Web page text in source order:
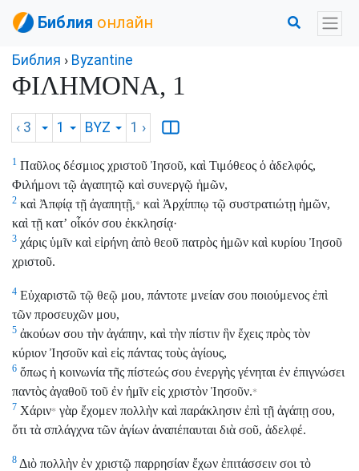
Библия онлайн
Библия › Byzantine
ΦΙΛΗΜΟΝΑ, 1
‹ 3 1 BYZ 1 ›
1 Παῦλος δέσμιος χριστοῦ Ἰησοῦ, καὶ Τιμόθεος ὁ ἀδελφός,
Φιλήμονι τῷ ἀγαπητῷ καὶ συνεργῷ ἡμῶν,
2 καὶ Ἀπφίᾳ τῇ ἀγαπητῇ,* καὶ Ἀρχίππῳ τῷ συστρατιώτῃ ἡμῶν,
καὶ τῇ κατʼ οἶκόν σου ἐκκλησίᾳ·
3 χάρις ὑμῖν καὶ εἰρήνη ἀπὸ θεοῦ πατρὸς ἡμῶν καὶ κυρίου Ἰησοῦ
χριστοῦ.
4 Εὐχαριστῶ τῷ θεῷ μου, πάντοτε μνείαν σου ποιούμενος ἐπὶ
τῶν προσευχῶν μου,
5 ἀκούων σου τὴν ἀγάπην, καὶ τὴν πίστιν ἣν ἔχεις πρὸς τὸν
κύριον Ἰησοῦν καὶ εἰς πάντας τοὺς ἁγίους,
6 ὅπως ἡ κοινωνία τῆς πίστεώς σου ἐνεργὴς γένηται ἐν ἐπιγνώσει
παντὸς ἀγαθοῦ τοῦ ἐν ἡμῖν εἰς χριστὸν Ἰησοῦν.*
7 Χάριν* γὰρ ἔχομεν πολλὴν καὶ παράκλησιν ἐπὶ τῇ ἀγάπῃ σου,
ὅτι τὰ σπλάγχνα τῶν ἁγίων ἀναπέπαυται διὰ σοῦ, ἀδελφέ.
8 Διὸ πολλὴν ἐν χριστῷ παρρησίαν ἔχων ἐπιτάσσειν σοι τὸ